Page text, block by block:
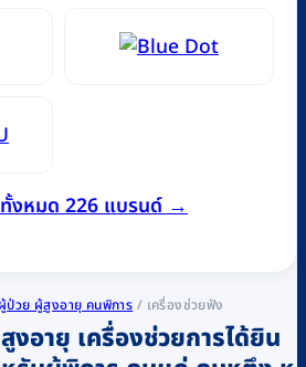
งหมด 226 แบรนด์ →
วย ผู้สูงอายุ คนพิการ / เครื่องช่วยฟัง
งอายุ เครื่องช่วยการได้ยิน